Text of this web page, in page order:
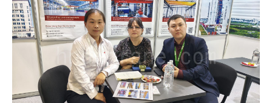
Norsk
O‘zbekcha